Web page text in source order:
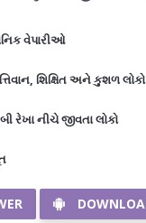
વેપારીઓ
શિક્ષિત અને કુશળ લોકો
રેખા નીચે જીવતા લોકો